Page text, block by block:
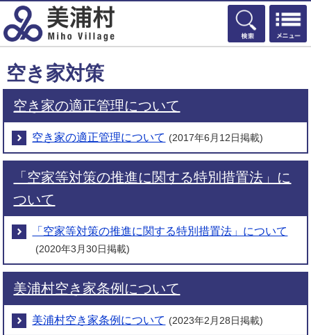
検索
空き家対策
空き家の適正管理について
空き家の適正管理について (2017年6月12日掲載)
「空家等対策の推進に関する特別措置法」に
ついて
「空家等対策の推進に関する特別措置法」について
(2020年3月30日掲載)
美浦村空き家条例について
美浦村空き家条例について (2023年2月28日掲載)